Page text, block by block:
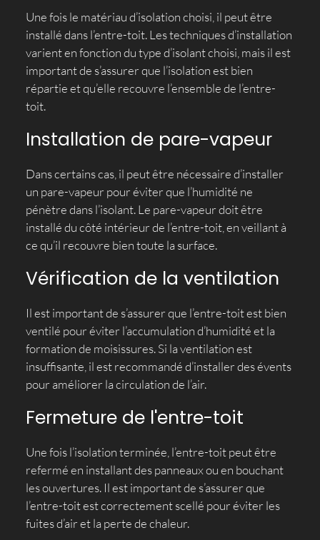
Une fois le matériau d’isolation choisi, il peut être
installé dans l’entre-toit. Les techniques d’installation
varient en fonction du type d’isolant choisi, mais il est
important de s’assurer que l’isolation est bien
répartie et qu’elle recouvre l’ensemble de l’entre-
toit.
Installation de pare-vapeur
Dans certains cas, il peut être nécessaire d’installer
un pare-vapeur pour éviter que l’humidité ne
pénètre dans l’isolant. Le pare-vapeur doit être
installé du côté intérieur de l’entre-toit, en veillant à
ce qu’il recouvre bien toute la surface.
Vérification de la ventilation
Il est important de s’assurer que l’entre-toit est bien
ventilé pour éviter l’accumulation d’humidité et la
formation de moisissures. Si la ventilation est
insuffisante, il est recommandé d’installer des évents
pour améliorer la circulation de l’air.
Fermeture de l'entre-toit
Une fois l’isolation terminée, l’entre-toit peut être
refermé en installant des panneaux ou en bouchant
les ouvertures. Il est important de s’assurer que
l’entre-toit est correctement scellé pour éviter les
fuites d’air et la perte de chaleur.